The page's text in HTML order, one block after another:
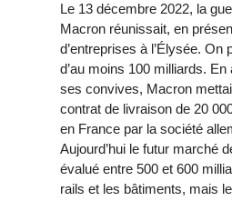
Le 13 décembre 2022, la
Macron réunissait, en
d’entreprises à l’Élysée. On
d’au moins 100 milliards.
ses convives, Macron
contrat de livraison de 20
en France par la société
Aujourd’hui le futur marché
évalué entre 500 et 600
rails et les bâtiments, mais